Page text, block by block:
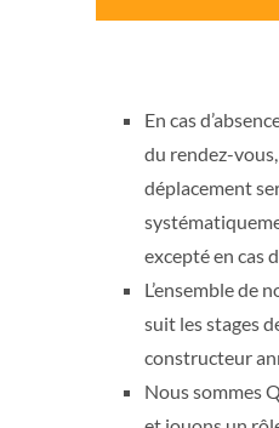
En cas
du rendez-
déplacement
excepté en cas
L’ensemble de
suit les stages
constructeur
Nous sommes